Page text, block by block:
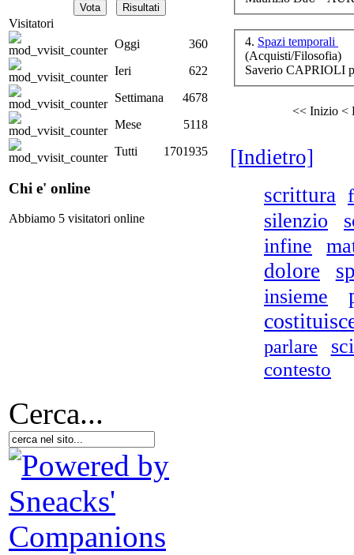
Il
Visitatori
Oggi
360
Ieri
622
Settimana
4678
Mese
5118
Tutti
1701935
Chi e' online
Abbiamo 5 visitatori online
4. Spazi temporali
(Acquisti/Filosofia)
Saverio CAPRIOLI
<< Inizio <
[Indietro]
scrittura
silenzio
infine
dolore
insieme
parlare
contesto
Cerca...